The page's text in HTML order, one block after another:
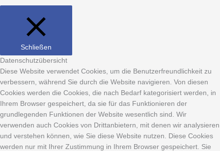
Schließen
Datenschutzübersicht
Diese Website verwendet Cookies, um die Benutzerfreundlichkeit zu
verbessern, während Sie durch die Website navigieren. Von diesen
Cookies werden die Cookies, die nach Bedarf kategorisiert werden, in
Ihrem Browser gespeichert, da sie für das Funktionieren der
grundlegenden Funktionen der Website wesentlich sind. Wir
verwenden auch Cookies von Drittanbietern, mit denen wir analysieren
und verstehen können, wie Sie diese Website nutzen. Diese Cookies
werden nur mit Ihrer Zustimmung in Ihrem Browser gespeichert. Sie